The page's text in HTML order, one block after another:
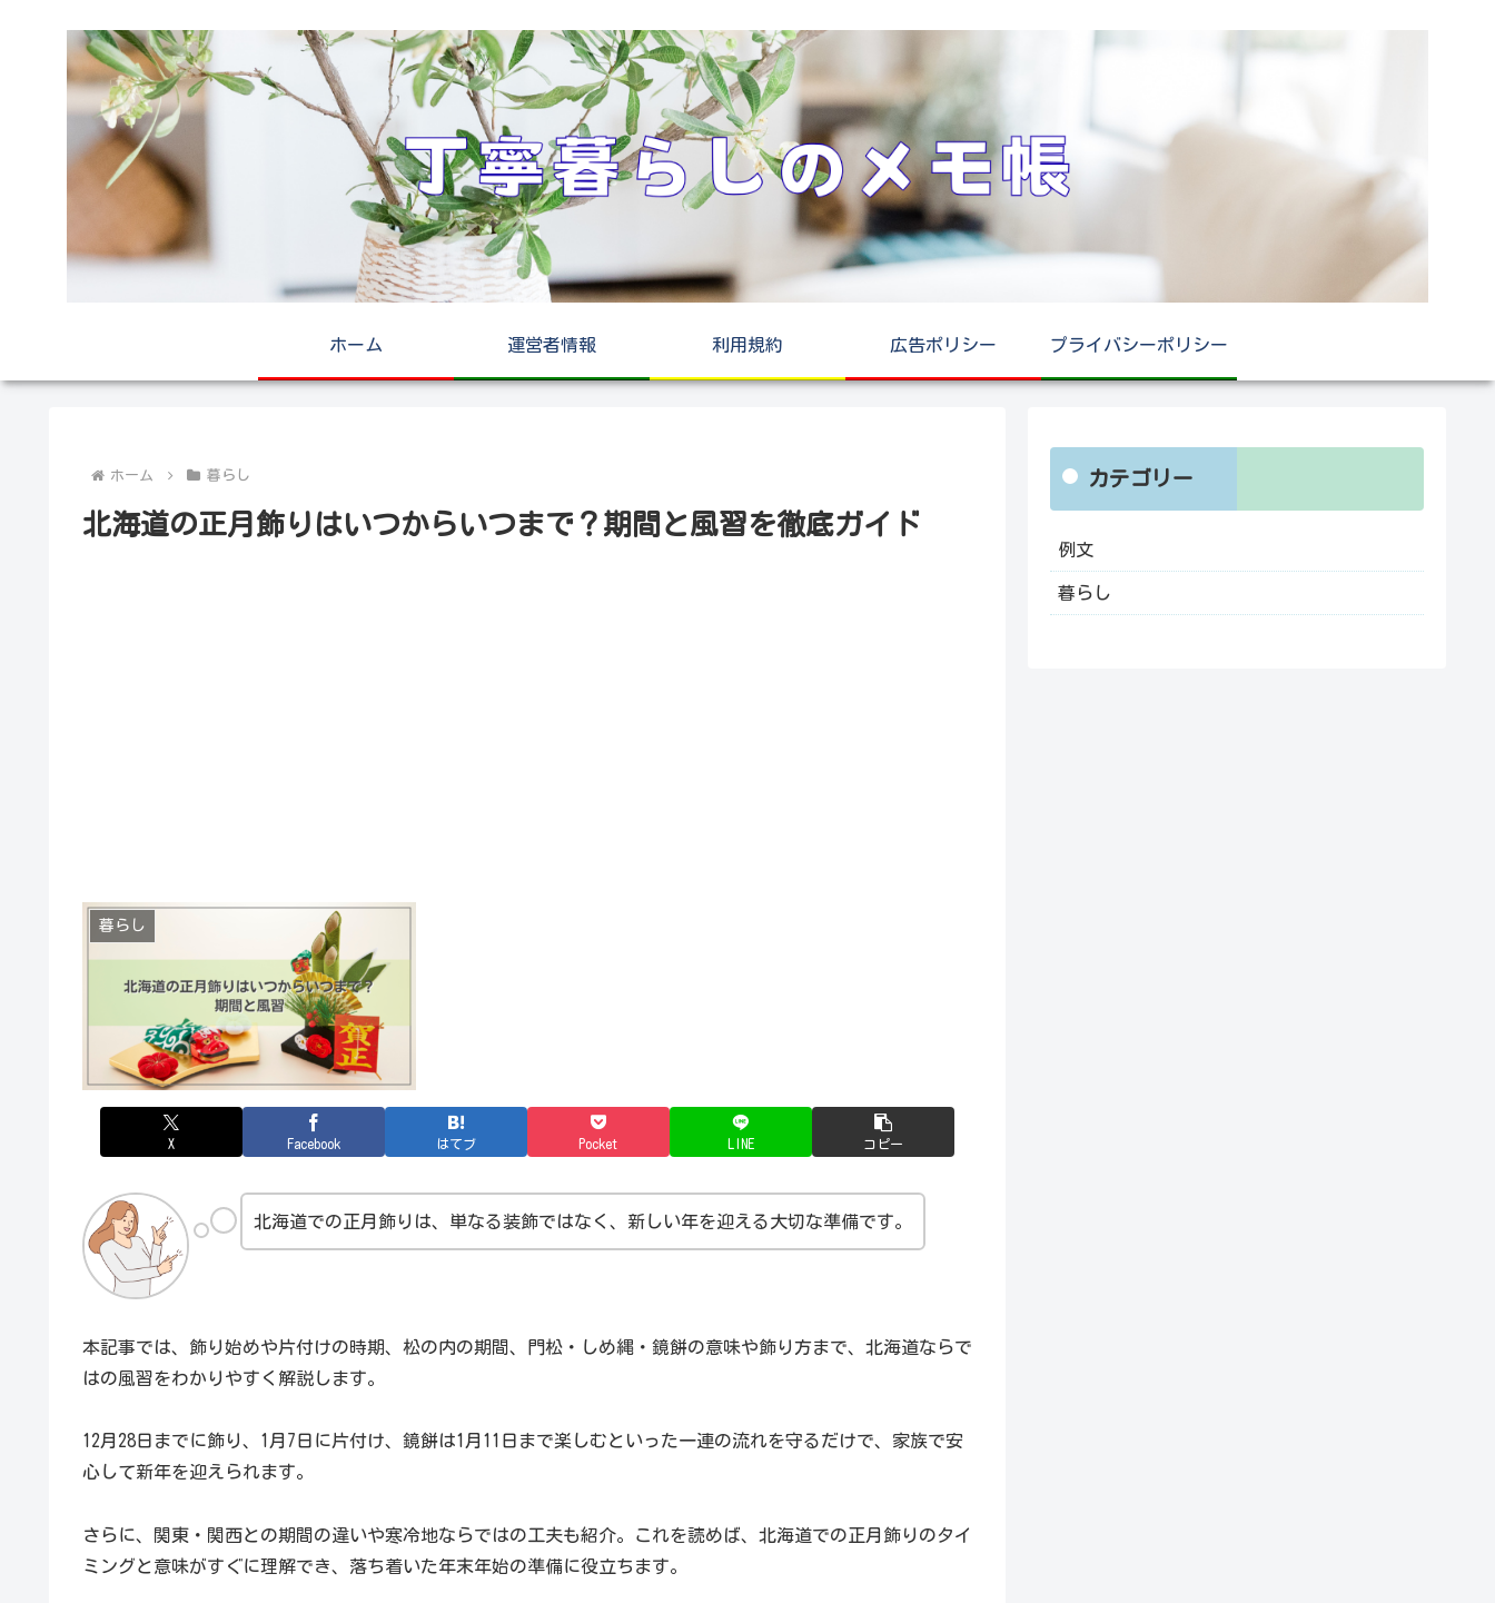
ホーム 運営者情報 利用規約 広告ポリシー プライバシーポリシー
ホーム 暮らし
北海道の正月飾りはいつからいつまで？期間と風習を徹底ガイド
暮らし
X Facebook はてブ Pocket LINE コピー
北海道での正月飾りは、単なる装飾ではなく、新しい年を迎える大切な準備です。
本記事では、飾り始めや片付けの時期、松の内の期間、門松・しめ縄・鏡餅の意味や飾り方まで、北海道ならで
はの風習をわかりやすく解説します。
12月28日までに飾り、1月7日に片付け、鏡餅は1月11日まで楽しむといった一連の流れを守るだけで、家族で安
心して新年を迎えられます。
さらに、関東・関西との期間の違いや寒冷地ならではの工夫も紹介。これを読めば、北海道での正月飾りのタイ
ミングと意味がすぐに理解でき、落ち着いた年末年始の準備に役立ちます。
カテゴリー
例文
暮らし